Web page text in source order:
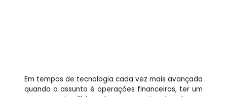
Em tempos de tecnologia cada vez mais avançada
quando o assunto é operações financeiras, ter um